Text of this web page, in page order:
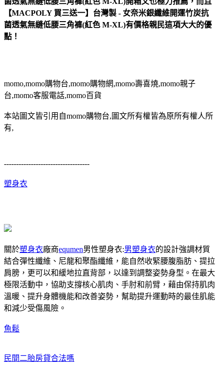
【MACPOLY 買三送一】台灣製 - 女奈米銀纖維開運竹炭抗
菌透氣無縫低腰三角褲(紅色 M-XL)有價格親民這項大大的優
點！
momo,momo購物台,momo購物網,momo壽喜燒,momo親子
台,momo客服電話,momo百貨
本站圖文皆引用自momo購物台,圖文所有權皆為原所有權人所
有,
-----------------------------------
塑身衣
關於塑身衣廠商equmen男性塑身衣:男塑身衣的設計強調材質
結合彈性纖維、尼龍和聚酯纖維，能自然收緊腰腹脂肪、提拉
肩膀，更可以和緩地拉直背部，以達到調整姿勢身型。在最大
極限活動中，協助支撐核心肌肉、手肘和前臂，藉由保持肌肉
溫暖、提升身體機能和改善姿勢，幫助提升運動時的最佳肌能
和減少受傷風險。
魚鬆
民間二胎房貸合法嗎